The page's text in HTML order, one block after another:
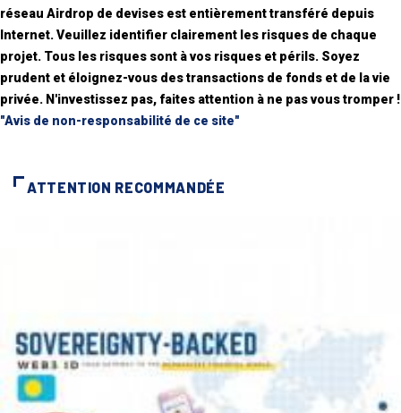
réseau Airdrop de devises est entièrement transféré depuis
Internet. Veuillez identifier clairement les risques de chaque
projet. Tous les risques sont à vos risques et périls. Soyez
prudent et éloignez-vous des transactions de fonds et de la vie
privée. N'investissez pas, faites attention à ne pas vous tromper !
"Avis de non-responsabilité de ce site"
ATTENTION RECOMMANDÉE